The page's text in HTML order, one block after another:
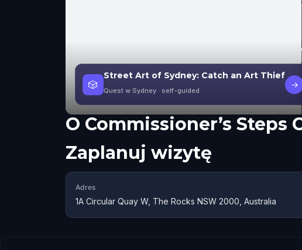
🎲
Street Art of Sydney: Catch an Art Thief
Quest w Sydney · self-guided
→
O Commissioner’s Steps
Zaplanuj wizytę
Adres
1A Circular Quay W, The Rocks NSW 2000, Australia